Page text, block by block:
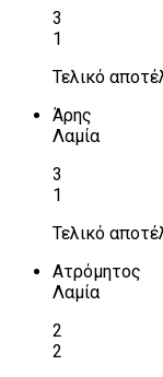
3
1
Τελικό
Άρης
Λαμία
3
1
Τελικό
Ατρόμητος
Λαμία
2
2